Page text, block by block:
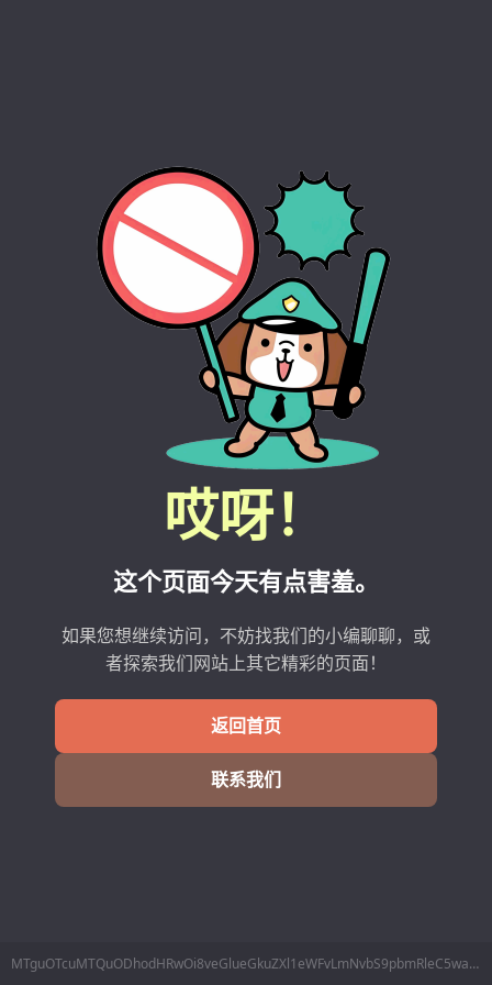
哎呀！
这个页面今天有点害羞。
如果您想继续访问，不妨找我们的小编聊聊，或
者探索我们网站上其它精彩的页面！
返回首页
联系我们
MTguOTcuMTQuODhodHRwOi8veGlueGkuZXl1eWFvLmNvbS9pbmRleC5waHAvSG9tZS9JbmRleC94aW54aS9pZC8yNjA0OTMw